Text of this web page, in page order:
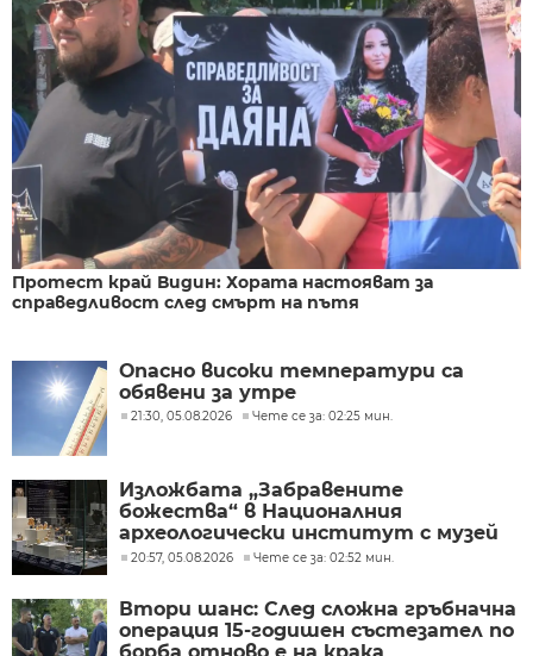
Протест край Видин: Хората настояват за
справедливост след смърт на пътя
Опасно високи температури са
обявени за утре
21:30, 05.08.2026 Чете се за: 02:25 мин.
Изложбата „Забравените
божества“ в Националния
археологически институт с музей
при БАН
20:57, 05.08.2026 Чете се за: 02:52 мин.
Втори шанс: След сложна гръбначна
операция 15-годишен състезател по